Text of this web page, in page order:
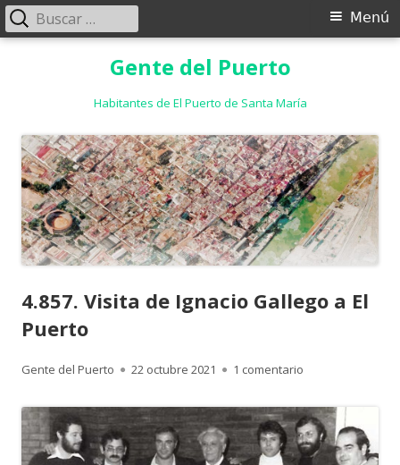
Gente del Puerto
Habitantes de El Puerto de Santa María
Menú
Menú
Buscar:
4.857. Visita de Ignacio Gallego a El
Puerto
Autor
Gente del Puerto
Publicado
22 octubre 2021 1 comentario